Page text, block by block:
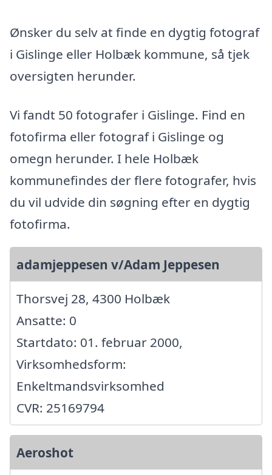
Ønsker du selv at finde en dygtig fotograf
i Gislinge eller Holbæk kommune, så tjek
oversigten herunder.
Vi fandt 50 fotografer i Gislinge. Find en
fotofirma eller fotograf i Gislinge og
omegn herunder. I hele Holbæk
kommunefindes der flere fotografer, hvis
du vil udvide din søgning efter en dygtig
fotofirma.
adamjeppesen v/Adam Jeppesen
Thorsvej 28, 4300 Holbæk
Ansatte: 0
Startdato: 01. februar 2000,
Virksomhedsform:
Enkeltmandsvirksomhed
CVR: 25169794
Aeroshot